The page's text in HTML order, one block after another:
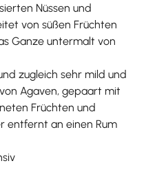
Nüssen und
von süßen Früchten
Ganze untermalt von
zugleich sehr mild und
Agaven, gepaart mit
Früchten und
entfernt an einen Rum